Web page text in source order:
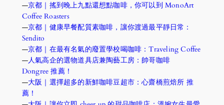
—京都｜搖到晚上九點還想點咖啡，你可以到 MonoArt
Coffee Roasters
—京都｜健康早餐配質素咖啡，讓你渡過最平靜日常：
Sendito
—京都｜在最有名氣的廢置學校喝咖啡：Traveling Coffee
—人氣高企的選物道具店兼陶藝工房：帥哥咖啡
Dongree 推薦！
—大阪｜選擇超多的新鮮咖啡豆超市：心齋橋煎焙所 推
薦！